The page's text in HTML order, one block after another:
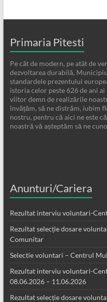
Primaria Pitesti
Pe cât de modern, pe atât de
dezvoltarea durabilă,
standardele prezentului
istoria celor peste 626 de ani
viitor demn de realizările
învățăm, să ne distrăm, iubim
nostru, pentru că aici ne este
noastră vă așteptăm să ne
Anunturi/Cariera
Rezultat interviu voluntari-
Rezultat selecție dosare
Comunitar
Selectie voluntari – Centrul
Rezultat interviu voluntari-
08.06.2026 – 11.06.2026
Rezultat selecție dosare